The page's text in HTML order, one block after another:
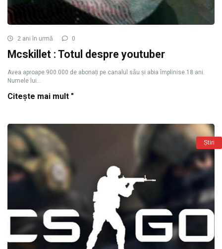
2 ani în urmă 0
Mcskillet : Totul despre youtuber
Avea aproape 900.000 de abonați pe canalul său și abia împlinise 18 ani.
Numele lui...
Citește mai mult "
Știri